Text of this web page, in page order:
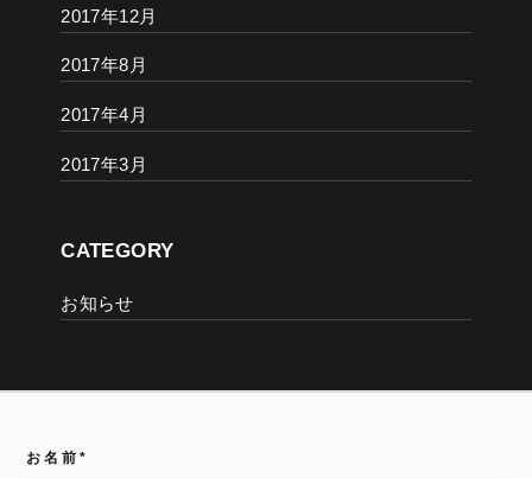
2017年12月
2017年8月
2017年4月
2017年3月
CATEGORY
お知らせ
お名前 *